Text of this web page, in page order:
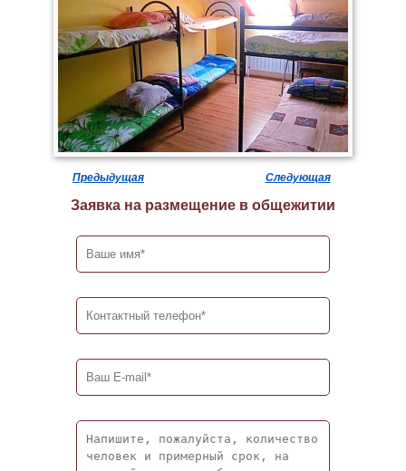
Предыдущая Следующая
Заявка на размещение в общежитии